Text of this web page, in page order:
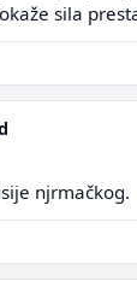
sila
njrmačkog.